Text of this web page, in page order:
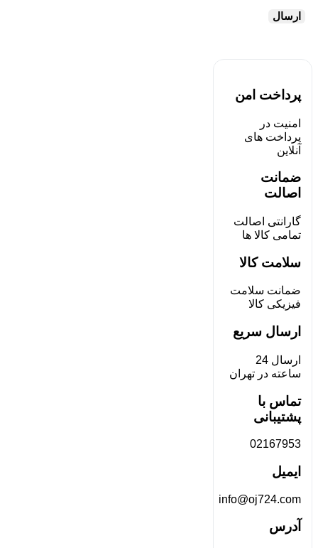
پرداخت امن
امنیت در
پرداخت های
آنلاین
ضمانت
اصالت
گارانتی اصالت
تمامی کالا ها
سلامت کالا
ضمانت سلامت
فیزیکی کالا
ارسال سریع
ارسال 24
ساعته در تهران
تماس با
پشتیبانی
02167953
ایمیل
info@oj724.com
آدرس